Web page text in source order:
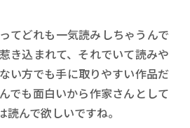
てどれも一気読みしちゃうんで
き込まれて、それでいて読みや
い方でも手に取りやすい作品だ
でも面白いから作家さんとして
んで欲しいですね。